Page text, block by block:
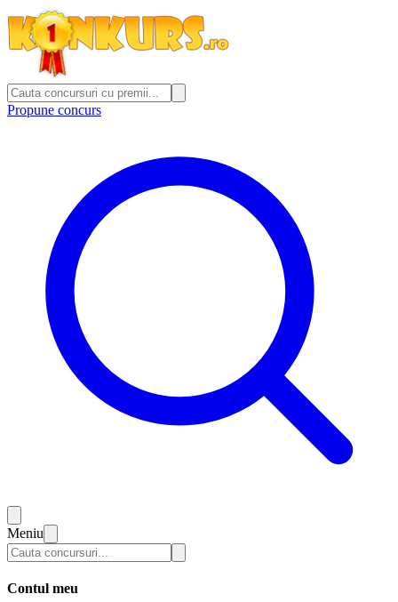
Propune concurs
Meniu
Contul meu